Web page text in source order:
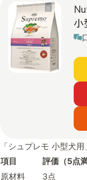
小
「シュプレモ 小型犬
項目
評価（5点満
原材料
3点